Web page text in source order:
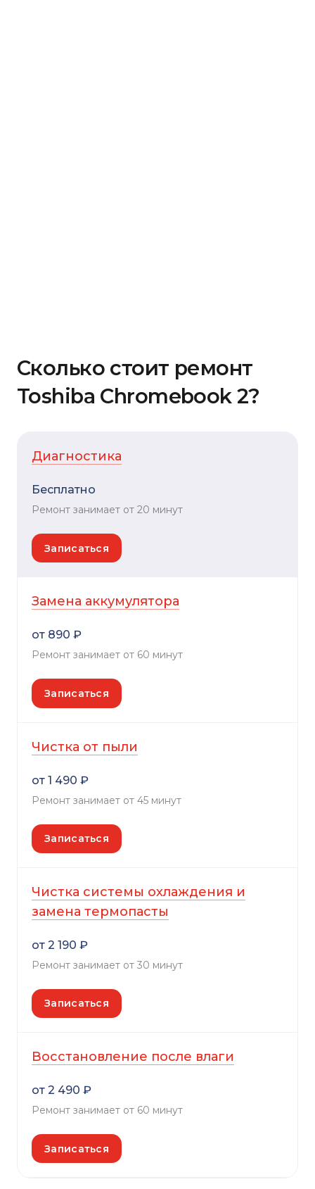
Сколько стоит ремонт
Toshiba Chromebook 2?
Диагностика
Бесплатно
Ремонт занимает от 20 минут
Записаться
Замена аккумулятора
от 890 ₽
Ремонт занимает от 60 минут
Записаться
Чистка от пыли
от 1 490 ₽
Ремонт занимает от 45 минут
Записаться
Чистка системы охлаждения и
замена термопасты
от 2 190 ₽
Ремонт занимает от 30 минут
Записаться
Восстановление после влаги
от 2 490 ₽
Ремонт занимает от 60 минут
Записаться